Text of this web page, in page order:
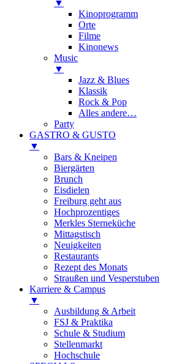
▼
Kinoprogramm
Orte
Filme
Kinonews
Music
▼
Jazz & Blues
Klassik
Rock & Pop
Alles andere…
Party
GASTRO & GUSTO
▼
Bars & Kneipen
Biergärten
Brunch
Eisdielen
Freiburg geht aus
Hochprozentiges
Merkles Sterneküche
Mittagstisch
Neuigkeiten
Restaurants
Rezept des Monats
Straußen und Vesperstuben
Karriere & Campus
▼
Ausbildung & Arbeit
FSJ & Praktika
Schule & Studium
Stellenmarkt
Hochschule